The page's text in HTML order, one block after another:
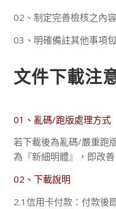
02、制定完善檢核之內
03、明確備註其他事項
文件下載注
01、亂碼/跑版處理方式
若下載後為亂碼/嚴重跑
為『新細明體』，即改善
02、下載說明
2.1信用卡付款：付款後